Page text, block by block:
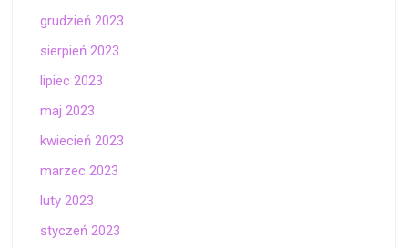
grudzień 2023
sierpień 2023
lipiec 2023
maj 2023
kwiecień 2023
marzec 2023
luty 2023
styczeń 2023